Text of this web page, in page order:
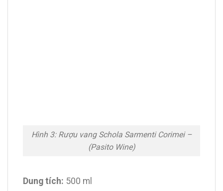
Hình 3: Rượu vang Schola Sarmenti Corimei –
(Pasito Wine)
Dung tích: 500 ml